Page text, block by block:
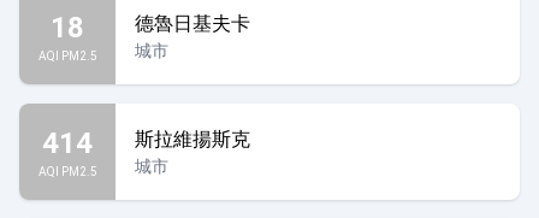
18
AQI PM2.5
德魯日基夫卡
城市
414
AQI PM2.5
斯拉維揚斯克
城市